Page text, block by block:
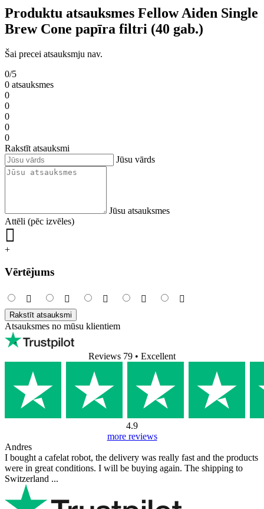
Produktu atsauksmes Fellow Aiden Single
Brew Cone papīra filtri (40 gab.)
Šai precei atsauksmju nav.
0/5
0 atsauksmes
0
0
0
0
0
Rakstīt atsauksmi
Jūsu vārds
Jūsu atsauksmes
Attēli (pēc izvēles)
+
Vērtējums
Rakstīt atsauksmi
Atsauksmes no mūsu klientiem
Reviews 79 • Excellent
4.9
more reviews
Andres
I bought a cafelat robot, the delivery was really fast and the products
were in great conditions. I will be buying again. The shipping to
Switzerland ...